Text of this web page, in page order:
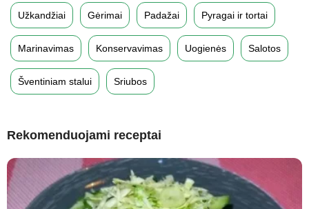
Užkandžiai Gėrimai Padažai Pyragai ir tortai
Marinavimas Konservavimas Uogienės Salotos
Šventiniam stalui Sriubos
Rekomenduojami receptai